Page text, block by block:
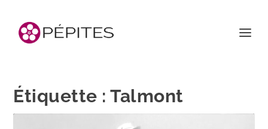
Étiquette :Talmont